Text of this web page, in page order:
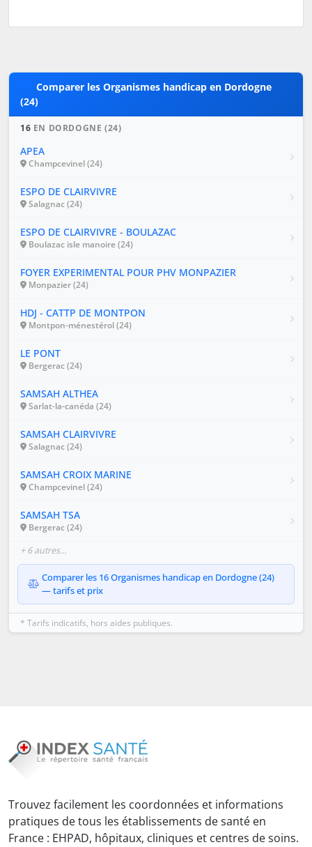
Comparer les Organismes handicap en Dordogne
(24)
16 EN DORDOGNE (24)
APEA
Champcevinel (24)
ESPO DE CLAIRVIVRE
Salagnac (24)
ESPO DE CLAIRVIVRE - BOULAZAC
Boulazac isle manoire (24)
FOYER EXPERIMENTAL POUR PHV MONPAZIER
Monpazier (24)
HDJ - CATTP DE MONTPON
Montpon-ménestérol (24)
LE PONT
Bergerac (24)
SAMSAH ALTHEA
Sarlat-la-canéda (24)
SAMSAH CLAIRVIVRE
Salagnac (24)
SAMSAH CROIX MARINE
Champcevinel (24)
SAMSAH TSA
Bergerac (24)
+ 6 autres…
Comparer les 16 Organismes handicap en Dordogne (24)
— tarifs et prix
* Tarifs indicatifs, hors aides publiques.
Trouvez facilement les coordonnées et informations
pratiques de tous les établissements de santé en
France : EHPAD, hôpitaux, cliniques et centres de soins.